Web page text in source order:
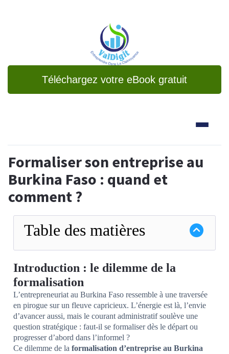
Téléchargez votre eBook gratuit
Formaliser son entreprise au
Burkina Faso : quand et
comment ?
Table des matières
Introduction : le dilemme de la
formalisation
L’entrepreneuriat au Burkina Faso ressemble à une traversée
en pirogue sur un fleuve capricieux. L’énergie est là, l’envie
d’avancer aussi, mais le courant administratif soulève une
question stratégique : faut-il se formaliser dès le départ ou
progresser d’abord dans l’informel ?
Ce dilemme de la formalisation d’entreprise au Burkina